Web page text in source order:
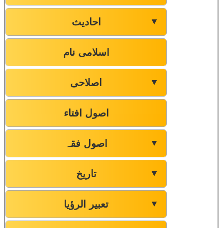
احادیث ▼
اسلامی نام
اصلاحی ▼
اصول افتاء
اصول فقہ ▼
تاریخ ▼
تعبیر الرؤیا ▼